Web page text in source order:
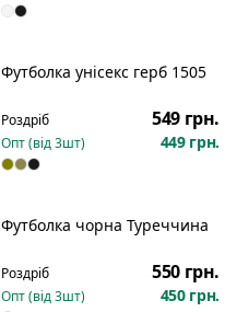
Футболка унісекс герб 1505
Роздріб 549 грн.
Опт (від3шт) 449 грн.
Футболка чорна Туреччина
Роздріб 550 грн.
Опт (від3шт) 450 грн.